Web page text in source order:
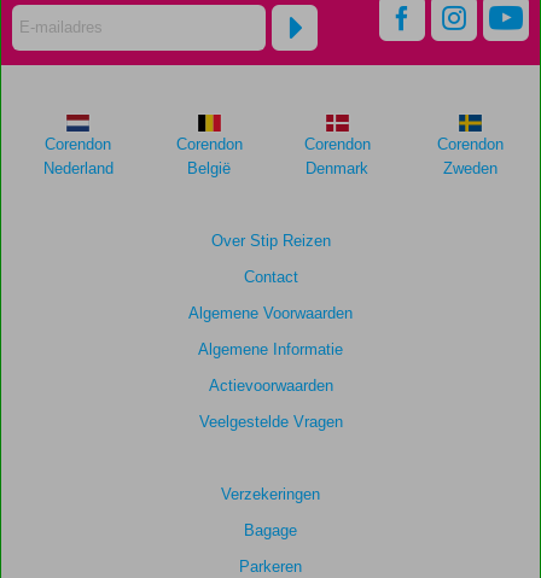
Over Stip Reizen
Contact
Algemene Voorwaarden
Algemene Informatie
Actievoorwaarden
Veelgestelde Vragen
Verzekeringen
Bagage
Parkeren
Corendon
Nederland
Corendon
België
Corendon
Denmark
Corendon
Zweden